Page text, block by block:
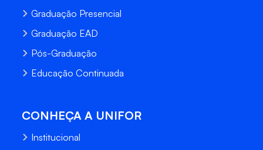
Graduação Presencial
Graduação EAD
Pós-Graduação
Educação Continuada
CONHEÇA A UNIFOR
Institucional